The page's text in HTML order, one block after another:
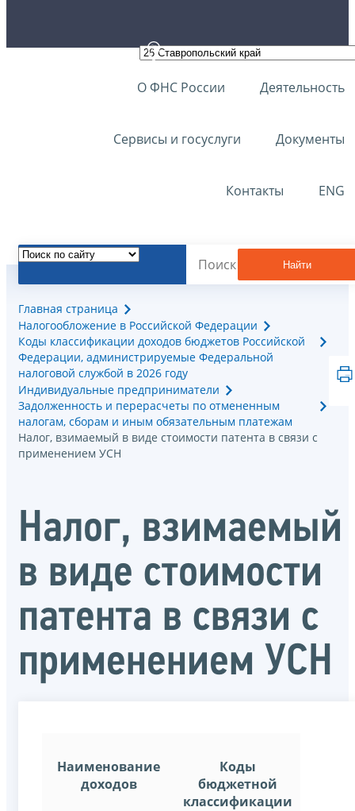
О ФНС России Деятельность
Сервисы и госуслуги Документы
Контакты ENG
Найти
Главная страница
Налогообложение в Российской Федерации
Коды классификации доходов бюджетов Российской
Федерации, администрируемые Федеральной
налоговой службой в 2026 году
Индивидуальные предприниматели
Задолженность и перерасчеты по отмененным
налогам, сборам и иным обязательным платежам
Налог, взимаемый в виде стоимости патента в связи с
применением УСН
Налог, взимаемый
в виде стоимости
патента в связи с
применением УСН
Наименование
доходов
Коды
бюджетной
классификации